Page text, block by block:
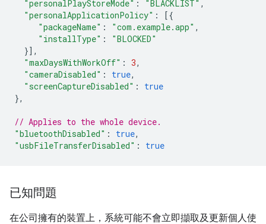
"personalPlayStoreMode" : "BLACKLIST" ,
"personalApplicationPolicy" :
[{
"packageName" : "com.example.app" ,
"installType" :
"BLOCKED"
}],
"maxDaysWithWorkOff" : 3,
"cameraDisabled" : true,
"screenCaptureDisabled" :
true
},
// Applies to the whole device.
"bluetoothDisabled" : true,
"usbFileTransferDisabled" : true
已知問題
在公司擁有的裝置上，系統可能不會立即擷取及更新個人使